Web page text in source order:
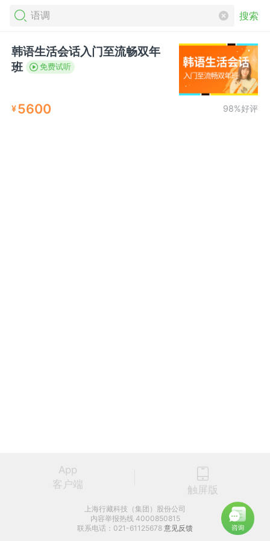
搜索
韩语生活会话入门至流畅双年
班
免费试听
¥5600 98%好评
App
客户端
触屏版
上海行藏科技（集团）股份公司
内容举报热线 4000850815
联系电话：021-61125678 意见反馈